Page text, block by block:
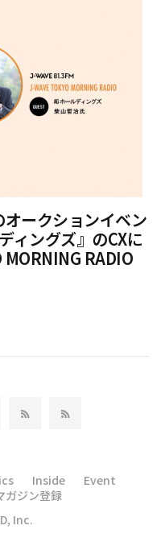
オークションイベン
ィングズ』のCXに
RADIO
Inside
Event
ガジン登録
Inc.